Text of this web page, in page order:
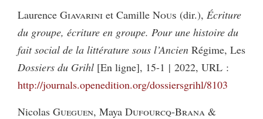
Laurence Giavarini et Camille Nous (dir.), Écriture
du groupe, écriture en groupe. Pour une histoire du
fait social de la littérature sous l’Ancien Régime, Les
Dossiers du Grihl [En ligne], 15-1 | 2022, URL :
http://journals.openedition.org/dossiersgrihl/8103
Nicolas Gueguen, Maya Dufourcq-Brana &